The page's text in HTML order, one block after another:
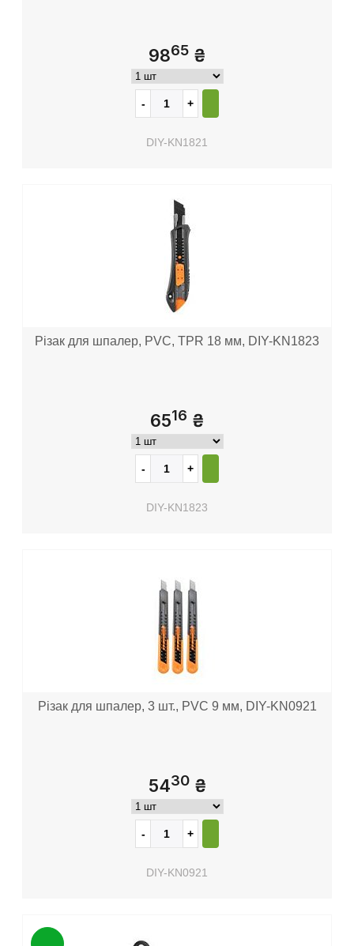
9865 ₴
DIY-KN1821
Різак для шпалер, PVC, TPR 18 мм, DIY-KN1823
6516 ₴
DIY-KN1823
Різак для шпалер, 3 шт., PVC 9 мм, DIY-KN0921
5430₴
DIY-KN0921